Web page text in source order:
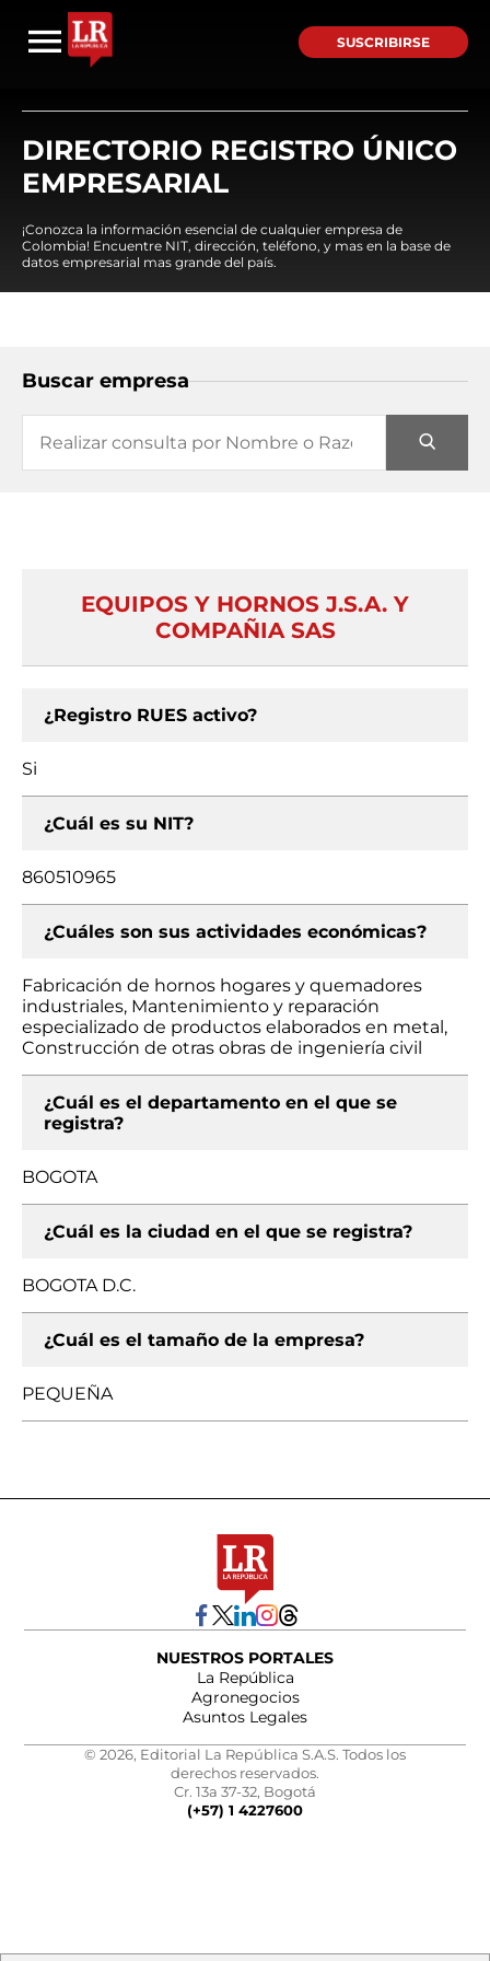
SUSCRIBIRSE
DIRECTORIO REGISTRO ÚNICO
EMPRESARIAL
¡Conozca la información esencial de cualquier empresa de
Colombia! Encuentre NIT, dirección, teléfono, y mas en la base de
datos empresarial mas grande del país.
Buscar empresa
EQUIPOS Y HORNOS J.S.A. Y
COMPAÑIA SAS
¿Registro RUES activo?
Si
¿Cuál es su NIT?
860510965
¿Cuáles son sus actividades económicas?
Fabricación de hornos hogares y quemadores
industriales, Mantenimiento y reparación
especializado de productos elaborados en metal,
Construcción de otras obras de ingeniería civil
¿Cuál es el departamento en el que se
registra?
BOGOTA
¿Cuál es la ciudad en el que se registra?
BOGOTA D.C.
¿Cuál es el tamaño de la empresa?
PEQUEÑA
NUESTROS PORTALES
La República
Agronegocios
Asuntos Legales
© 2026, Editorial La República S.A.S. Todos los
derechos reservados.
Cr. 13a 37-32, Bogotá
(+57) 1 4227600